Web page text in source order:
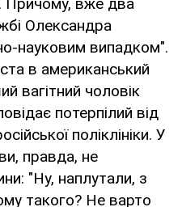
Олександра
науковим випадком".
в американський
вагітний чоловік
потерпілий від
поліклініки. У
правда, не
"Ну, наплутали, з
такого? Не варто